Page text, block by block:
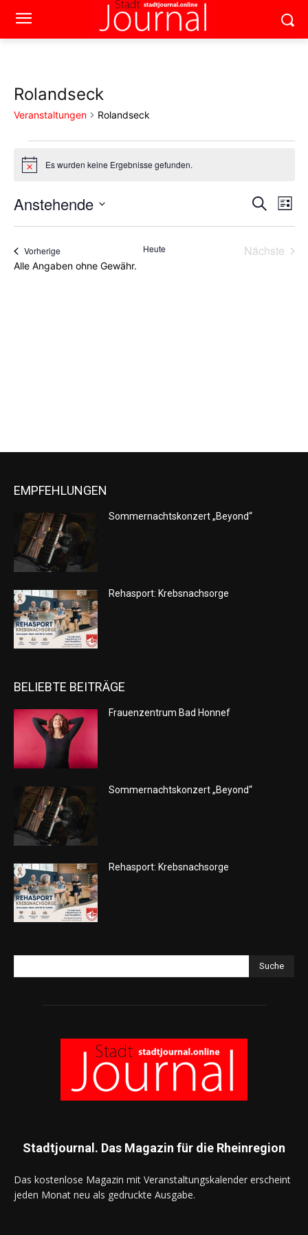
Rolandseck
Veranstaltungen Rolandseck
Veranstaltungen
HinweisEs wurden keine Ergebnisse gefunden.
Suche
und
SucheListe
Anstehende
VorherigeVeranstaltungen Heute
Nächste
Alle Angaben ohne Gewähr.
EMPFEHLUNGEN
Sommernachtskonzert „Beyond“
Rehasport: Krebsnachsorge
BELIEBTE BEITRÄGE
Frauenzentrum Bad Honnef
Sommernachtskonzert „Beyond“
Rehasport: Krebsnachsorge
Suche
Stadtjournal. Das Magazin für die Rheinregion
Das kostenlose Magazin mit Veranstaltungskalender erscheint
jeden Monat neu als gedruckte Ausgabe.